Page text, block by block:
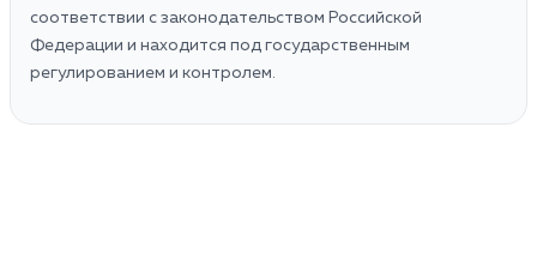
соответствии с законодательством Российской
Федерации и находится под государственным
регулированием и контролем.